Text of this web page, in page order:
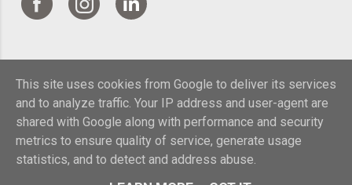
© 2026 Feed de Empregos
This site uses cookies from Google to deliver its services
and to analyze traffic. Your IP address and user-agent are
shared with Google along with performance and security
metrics to ensure quality of service, generate usage
statistics, and to detect and address abuse.